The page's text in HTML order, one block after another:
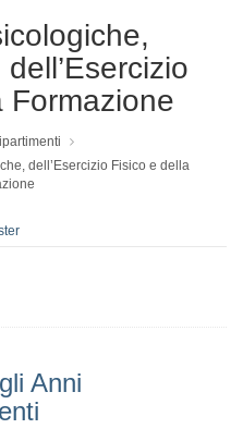
Formazione
dell’Esercizio Fisico e della
Anni